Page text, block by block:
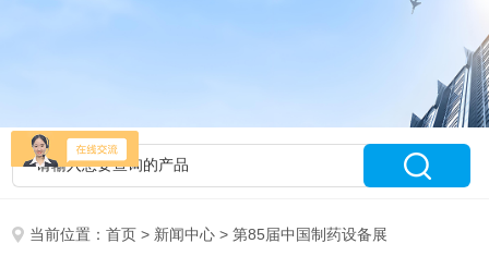
当前位置：首页 > 新闻中心 > 第85届中国制药设备展